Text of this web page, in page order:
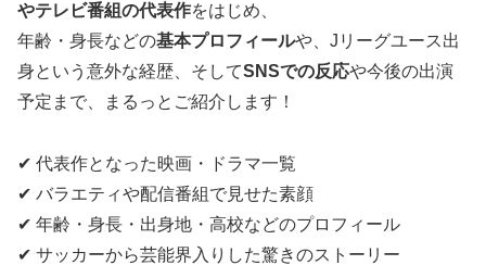
やテレビ番組の代表作をはじめ、
年齢・身長などの基本プロフィールや、Jリーグユース出
身という意外な経歴、そしてSNSでの反応や今後の出演
予定まで、まるっとご紹介します！
✔ 代表作となった映画・ドラマ一覧
✔ バラエティや配信番組で見せた素顔
✔ 年齢・身長・出身地・高校などのプロフィール
✔ サッカーから芸能界入りした驚きのストーリー